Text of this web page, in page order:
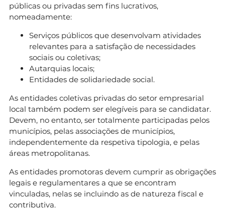
públicas ou privadas sem fins lucrativos,
nomeadamente:
Serviços públicos que desenvolvam atividades
relevantes para a satisfação de necessidades
sociais ou coletivas;
Autarquias locais;
Entidades de solidariedade social.
As entidades coletivas privadas do setor empresarial
local também podem ser elegíveis para se candidatar.
Devem, no entanto, ser totalmente participadas pelos
municípios, pelas associações de municípios,
independentemente da respetiva tipologia, e pelas
áreas metropolitanas.
As entidades promotoras devem cumprir as obrigações
legais e regulamentares a que se encontram
vinculadas, nelas se incluindo as de natureza fiscal e
contributiva.